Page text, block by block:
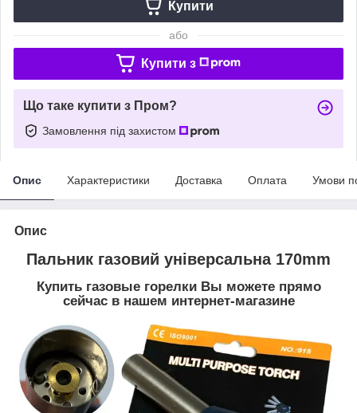
Купити
або
Купити з
Що таке купити з Пром?
Замовлення під захистом
Опис Характеристики Доставка Оплата Умови
Опис
Пальник газовий універсальна 170mm
Купить газовые горелки Вы можете прямо
сейчас в нашем интернет-магазине